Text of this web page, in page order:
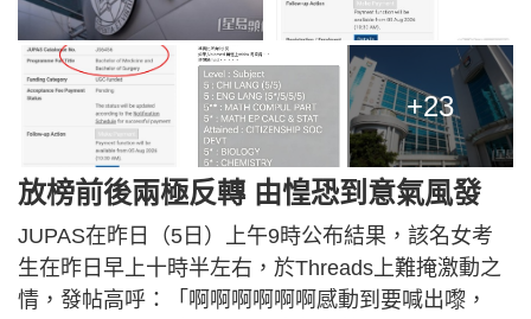
+23
放榜前後兩極反轉 由惶恐到意氣風發
JUPAS在昨日（5日）上午9時公布結果，該名女考
生在昨日早上十時半左右，於Threads上難掩激動之
情，發帖高呼：「啊啊啊啊啊啊感動到要喊出嚟，